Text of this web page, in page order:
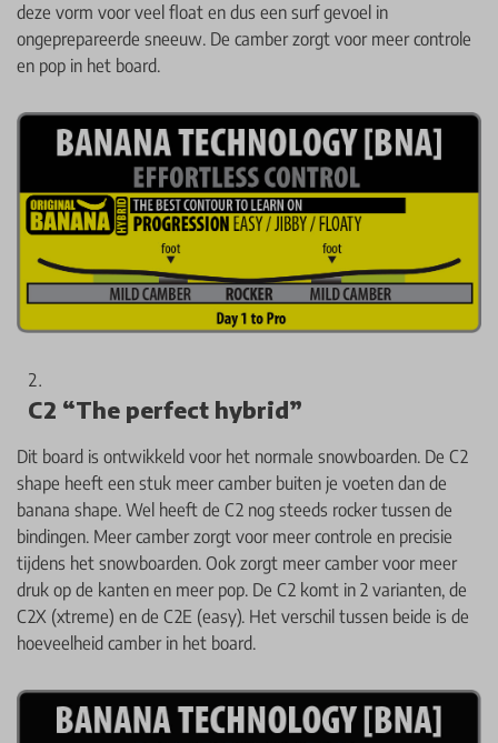
deze vorm voor veel float en dus een surf gevoel in
ongeprepareerde sneeuw. De camber zorgt voor meer controle
en pop in het board.
C2 “The perfect hybrid”
Dit board is ontwikkeld voor het normale snowboarden. De C2
shape heeft een stuk meer camber buiten je voeten dan de
banana shape. Wel heeft de C2 nog steeds rocker tussen de
bindingen. Meer camber zorgt voor meer controle en precisie
tijdens het snowboarden. Ook zorgt meer camber voor meer
druk op de kanten en meer pop. De C2 komt in 2 varianten, de
C2X (xtreme) en de C2E (easy). Het verschil tussen beide is de
hoeveelheid camber in het board.